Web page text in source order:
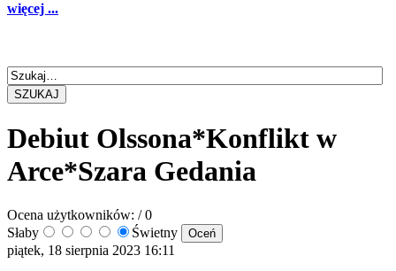
więcej ...
SZUKAJ
Debiut Olssona*Konflikt w
Arce*Szara Gedania
Ocena użytkowników: / 0
Słaby
Świetny
piątek, 18 sierpnia 2023 16:11